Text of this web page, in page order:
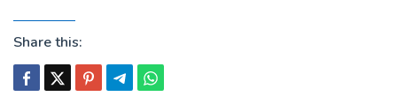
Share this: